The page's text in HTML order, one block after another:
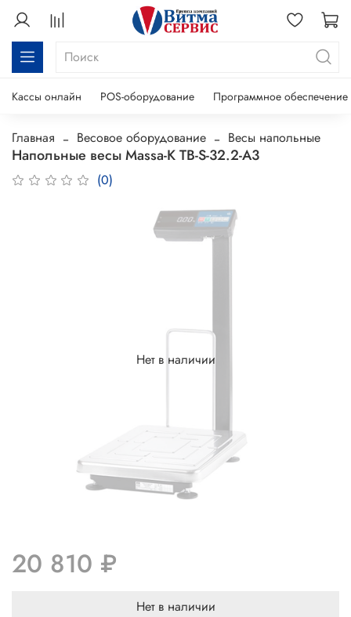
Кассы онлайн POS-оборудование Программное обеспечение
Главная Весовое оборудование Весы напольные
Напольные весы Massa-K TB-S-32.2-A3
(0)
Нет в наличии
20 810 ₽
Нет в наличии